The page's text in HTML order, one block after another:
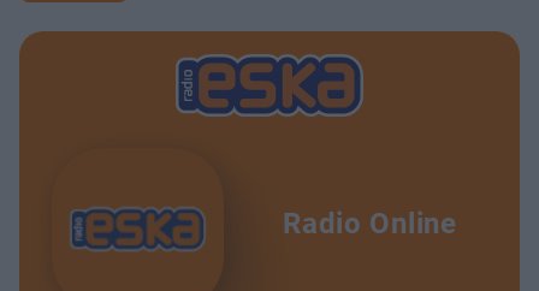
Radio Online